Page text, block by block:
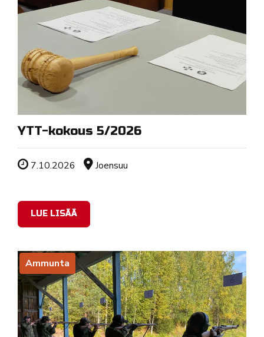
YTT-kokous 5/2026
Tapahtuman ajankohta
7.10.2026 Sijainti
Joensuu
LUE LISÄÄ
Ammunta